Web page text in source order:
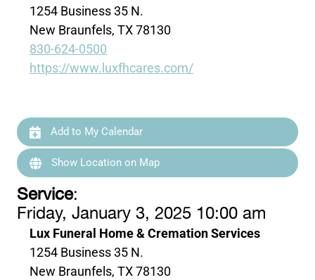
1254 Business 35 N.
New Braunfels, TX 78130
830-624-0500
https://www.luxfhcares.com/
Add to My Calendar
Show Location on Map
Service:
Friday, January 3, 2025 10:00 am
Lux Funeral Home & Cremation Services
1254 Business 35 N.
New Braunfels, TX 78130